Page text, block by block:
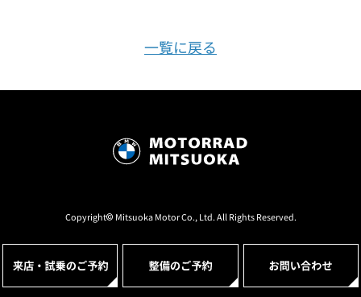
一覧に戻る
Copyright© Mitsuoka Motor Co., Ltd. All Rights Reserved.